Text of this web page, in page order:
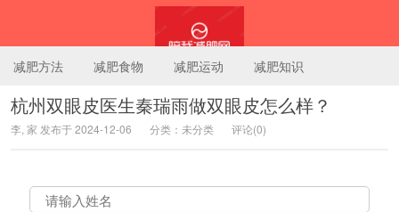
陪我减肥网
减肥方法 减肥食物 减肥运动 减肥知识
杭州双眼皮医生秦瑞雨做双眼皮怎么样？
李, 家 发布于 2024-12-06 分类：未分类 评论(0)